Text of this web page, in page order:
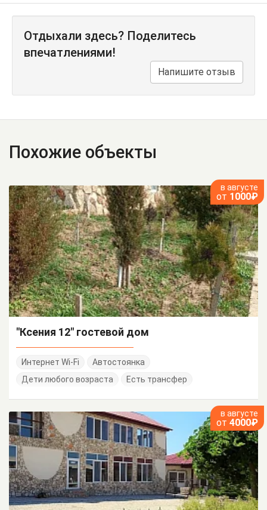
Отдыхали здесь? Поделитесь
впечатлениями!
Напишите отзыв
Похожие объекты
в августе
от 1000₽
"Ксения 12" гостевой дом
Интернет Wi-Fi
Автостоянка
Дети любого возраста
Есть трансфер
в августе
от 4000₽